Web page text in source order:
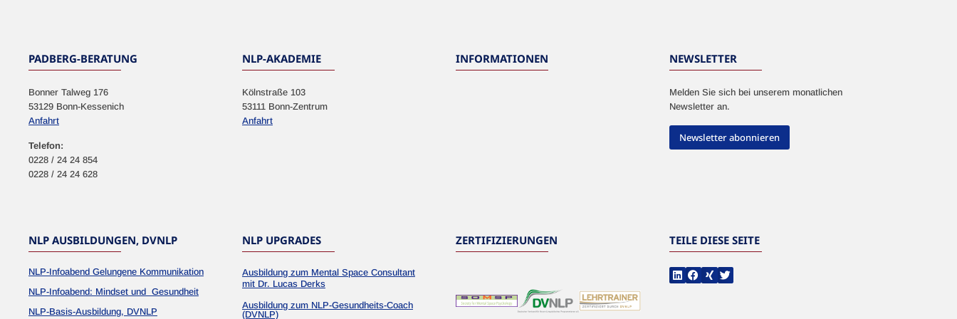
PADBERG-BERATUNG
Bonner Talweg 176
53129 Bonn-Kessenich
Anfahrt
Telefon:
0228 / 24 24 854
0228 / 24 24 628
NLP-AKADEMIE
Kölnstraße 103
53111 Bonn-Zentrum
Anfahrt
INFORMATIONEN NEWSLETTER
Melden Sie sich bei unserem monatlichen
Newsletter an.
Newsletter abonnieren
NLP AUSBILDUNGEN, DVNLP
NLP-Infoabend Gelungene Kommunikation
NLP-Infoabend: Mindset und Gesundheit
NLP-Basis-Ausbildung, DVNLP
NLP UPGRADES
Ausbildung zum Mental Space Consultant
mit Dr. Lucas Derks
Ausbildung zum NLP-Gesundheits-Coach
(DVNLP)
ZERTIFIZIERUNGEN TEILE DIESE SEITE